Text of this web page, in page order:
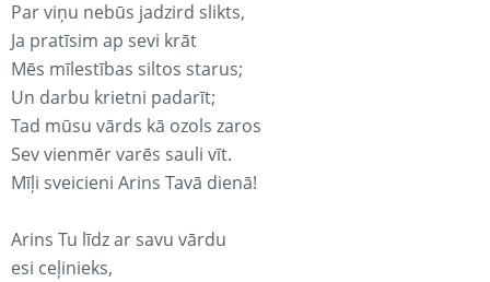
Par viņu nebūs jadzird slikts,
Ja pratīsim ap sevi krāt
Mēs mīlestības siltos starus;
Un darbu krietni padarīt;
Tad mūsu vārds kā ozols zaros
Sev vienmēr varēs sauli vīt.
Mīļi sveicieni Arins Tavā dienā!
Arins Tu līdz ar savu vārdu
esi ceļinieks,